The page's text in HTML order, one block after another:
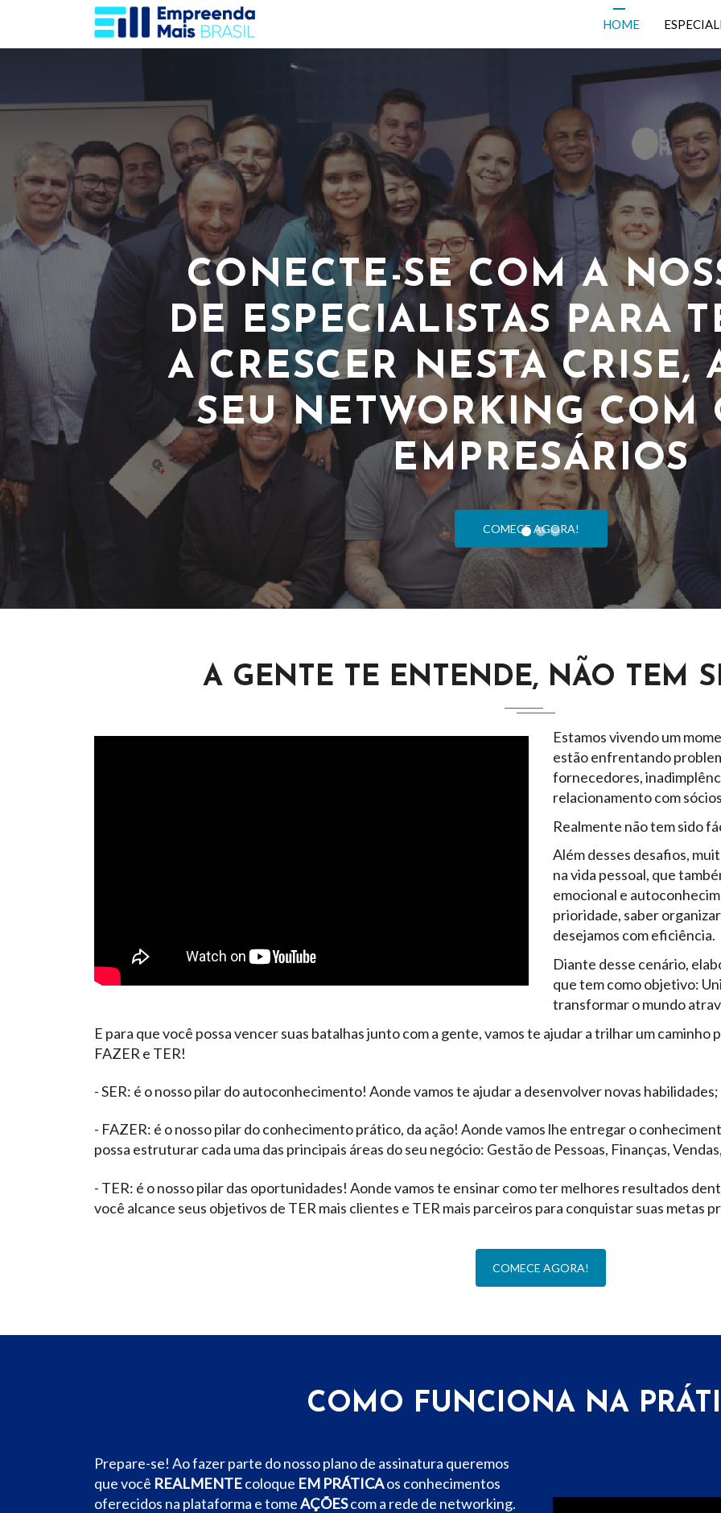
HOME
Anterior
A GENTE TE ENTENDE, NÃO TEM
Estamos vivendo um
estão enfrentando
fornecedores,
relacionamento com
Realmente não tem sido
Além desses desafios,
na vida pessoal, que
emocional e
prioridade, saber
desejamos com eficiência.
Diante desse cenário,
que tem como objetivo:
transformar o mundo
E para que você possa vencer suas batalhas junto com a gente, vamos te ajudar a trilhar um caminho
FAZER e TER!
- SER: é o nosso pilar do autoconhecimento! Aonde vamos te ajudar a desenvolver novas habilidades;
- FAZER: é o nosso pilar do conhecimento prático, da ação! Aonde vamos lhe entregar o
possa estruturar cada uma das principais áreas do seu negócio: Gestão de Pessoas, Finanças,
- TER: é o nosso pilar das oportunidades! Aonde vamos te ensinar como ter melhores resultados
você alcance seus objetivos de TER mais clientes e TER mais parceiros para conquistar suas metas
COMECE AGORA!
COMO FUNCIONA NA
Prepare-se! Ao fazer parte do nosso plano de assinatura queremos
que você REALMENTEcoloque EM PRÁTICAos conhecimentos
oferecidos na plataforma e tomeAÇÕEScom a rede de networking.